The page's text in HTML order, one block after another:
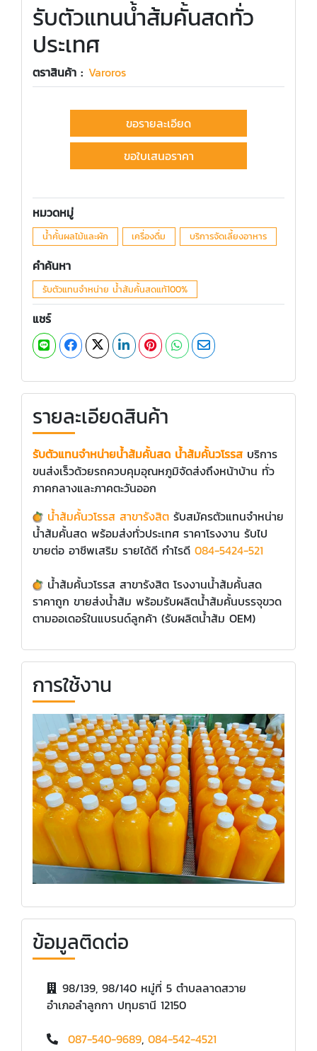
รับตัวแทนน้ำส้มคั้นสดทั่ว
ประเทศ
ตราสินค้า : Varoros
ขอรายละเอียด
ขอใบเสนอราคา
หมวดหมู่
น้ำคั้นผลไม้และผัก เครื่องดื่ม บริการจัดเลี้ยงอาหาร
คำค้นหา
รับตัวแทนจำหน่าย น้ำส้มคั้นสดแท้100%
แชร์
รายละเอียดสินค้า
รับตัวแทนจำหน่ายน้ำส้มคั้นสด น้ำส้มคั้นวโรรส บริการ
ขนส่งเร็วด้วยรถควบคุมอุณหภูมิจัดส่งถึงหน้าบ้าน ทั่ว
ภาคกลางและภาคตะวันออก
น้ำส้มคั้นวโรรส สาขารังสิต รับสมัครตัวแทนจำหน่าย
น้ำส้มคั้นสด พร้อมส่งทั่วประเทศ ราคาโรงงาน รับไป
ขายต่อ อาชีพเสริม รายได้ดี กำไรดี 084-5424-521
​​น้ำส้มคั้นวโรรส สาขารังสิต โรงงานน้ำส้มคั้นสด
ราคาถูก ขายส่งน้ำส้ม พร้อมรับผลิตน้ำส้มคั้นบรรจุขวด
ตามออเดอร์ในแบรนด์ลูกค้า (รับผลิตน้ำส้ม OEM)
การใช้งาน
ข้อมูลติดต่อ
98/139, 98/140 หมู่ที่ 5 ตำบลลาดสวาย
อำเภอลำลูกกา ปทุมธานี 12150
087-540-9689, 084-542-4521